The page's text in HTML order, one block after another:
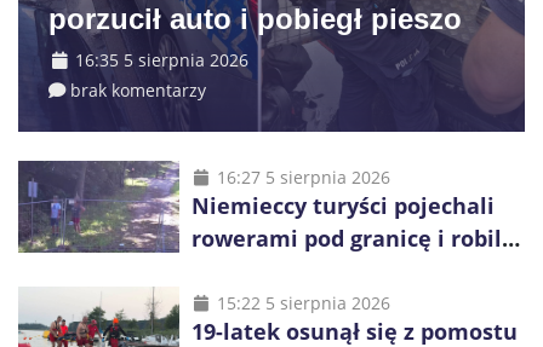
porzucił auto i pobiegł pieszo
16:35 5 sierpnia 2026
brak komentarzy
16:27 5 sierpnia 2026
Niemieccy turyści pojechali
rowerami pod granicę i robili
15:22 5 sierpnia 2026
19-latek osunął się z pomostu